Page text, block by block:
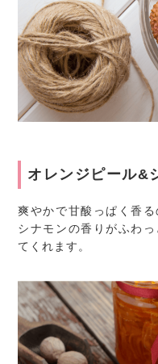
オレンジピール&
爽やかで甘酸っぱく香
シナモンの香りがふわ
てくれます。